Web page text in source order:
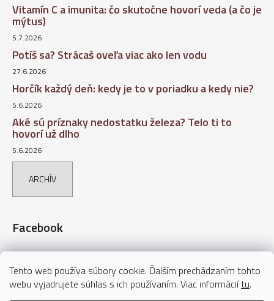
Tento web používa súbory cookie. Ďalším prechádzaním tohto
webu vyjadrujete súhlas s ich používaním. Viac informáciítu.
Vitamín C a imunita: čo skutočne hovorí veda (a čo je
mýtus)
5.7.2026
Potíš sa? Strácaš oveľa viac ako len vodu
27.6.2026
Horčík každý deň: kedy je to v poriadku a kedy nie?
5.6.2026
Aké sú príznaky nedostatku železa? Telo ti to
hovorí už dlho
5.6.2026
ARCHÍV
Facebook